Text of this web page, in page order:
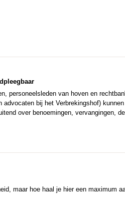
personeelsleden van hoven en
bij het Verbrekingshof)
over benoemingen, vervangingen,
maar hoe haal je hier een maximum